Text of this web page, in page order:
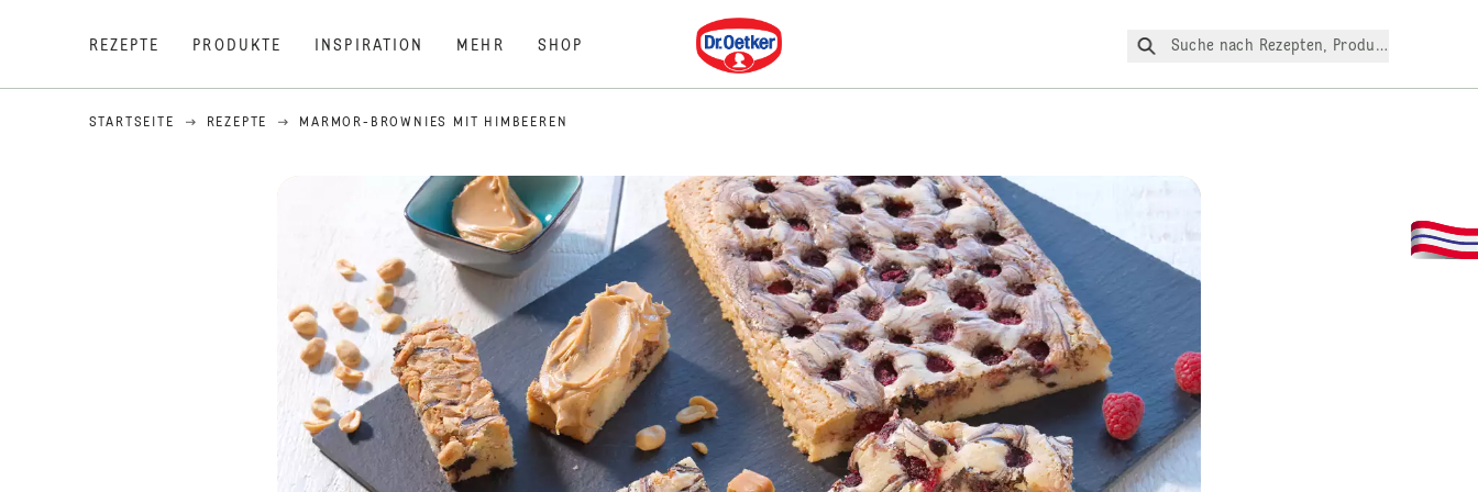
REZEPTE PRODUKTE INSPIRATION MEHR SHOP
Dr. Oetker
Suche nach Rezepten, Produkte, etc.
STARTSEITE REZEPTE MARMOR-BROWNIES MIT HIMBEEREN